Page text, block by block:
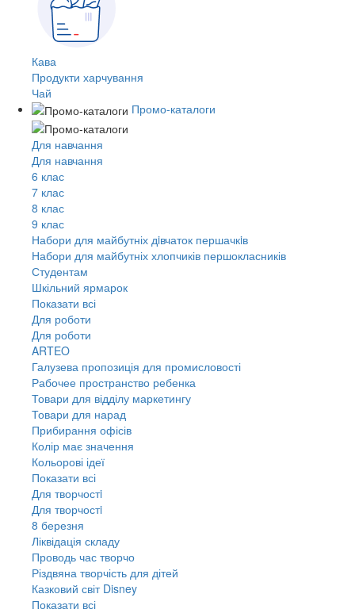
Кава
Продукти харчування
Чай
Промо-каталоги
Для навчання
Для навчання
6 клас
7 клас
8 клас
9 клас
Набори для майбутніх дiвчаток першачкiв
Набори для майбутніх хлопчиків першокласників
Студентам
Шкільний ярмарок
Показати всі
Для роботи
Для роботи
ARTEO
Галузева пропозиція для промисловості
Рабочее пространство ребенка
Товари для відділу маркетингу
Товари для нарад
Прибирання офісів
Колір має значення
Кольорові ідеї
Показати всі
Для творчостi
Для творчостi
8 березня
Ліквідація складу
Проводь час творчо
Різдвяна творчість для дітей
Казковий світ Disney
Показати всі